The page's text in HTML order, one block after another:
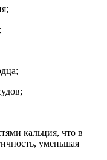
кальция, что в
уменьшая